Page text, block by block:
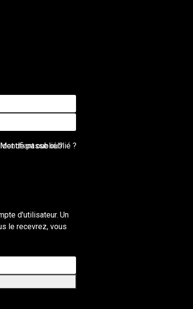
Mot de passe oublié ?
Identifiant oublié ?
d'utilisateur. Un
le recevrez, vous